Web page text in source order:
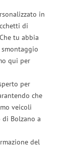
in
di
tu abbia
qui per
per
che
veicoli
Bolzano a
del